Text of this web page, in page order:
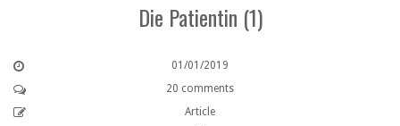
Die Patientin (1)
01/01/2019
20 comments
Article